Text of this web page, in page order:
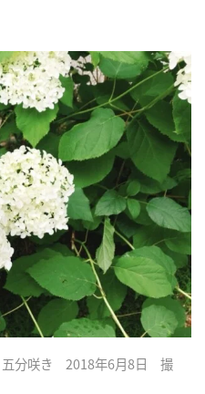
五分咲き 2018年6月8日 撮